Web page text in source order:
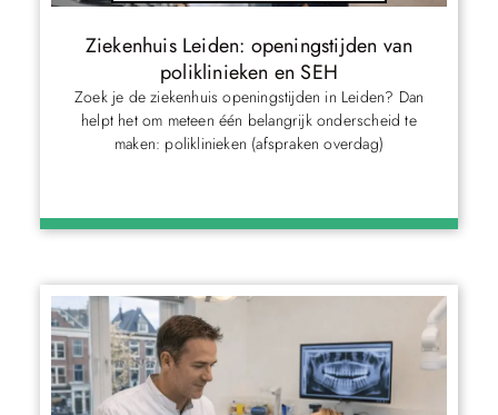
Ziekenhuis Leiden: openingstijden van
poliklinieken en SEH
Zoek je de ziekenhuis openingstijden in Leiden? Dan
helpt het om meteen één belangrijk onderscheid te
maken: poliklinieken (afspraken overdag)